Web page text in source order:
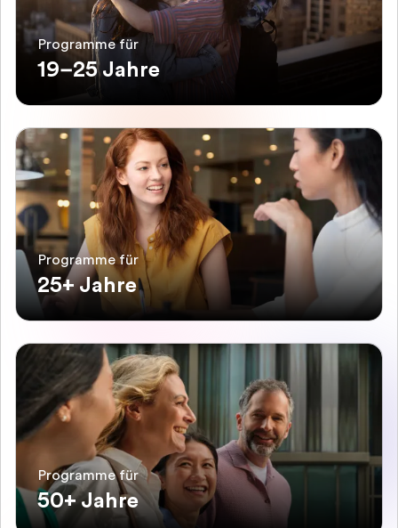
Programme für
19–25 Jahre
Programme für
25+ Jahre
Programme für
50+ Jahre